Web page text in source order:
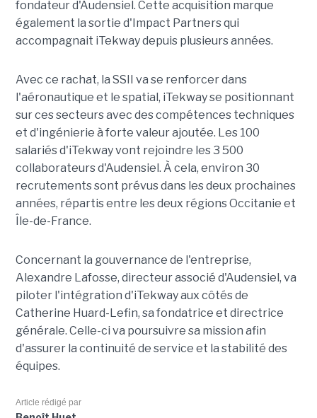
fondateur d'Audensiel. Cette acquisition marque
également la sortie d'Impact Partners qui
accompagnait iTekway depuis plusieurs années.
Avec ce rachat, la SSII va se renforcer dans
l'aéronautique et le spatial, iTekway se positionnant
sur ces secteurs avec des compétences techniques
et d'ingénierie à forte valeur ajoutée. Les 100
salariés d'iTekway vont rejoindre les 3 500
collaborateurs d'Audensiel. À cela, environ 30
recrutements sont prévus dans les deux prochaines
années, répartis entre les deux régions Occitanie et
Île-de-France.
Concernant la gouvernance de l'entreprise,
Alexandre Lafosse, directeur associé d'Audensiel, va
piloter l'intégration d'iTekway aux côtés de
Catherine Huard-Lefin, sa fondatrice et directrice
générale. Celle-ci va poursuivre sa mission afin
d'assurer la continuité de service et la stabilité des
équipes.
Article rédigé par